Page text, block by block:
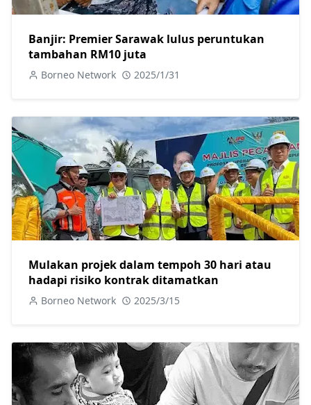
Banjir: Premier Sarawak lulus peruntukan
tambahan RM10 juta
Borneo Network 2025/1/31
Mulakan projek dalam tempoh 30 hari atau
hadapi risiko kontrak ditamatkan
Borneo Network 2025/3/15